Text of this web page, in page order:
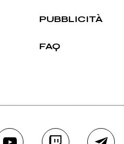
PUBBLICITÀ
FAQ